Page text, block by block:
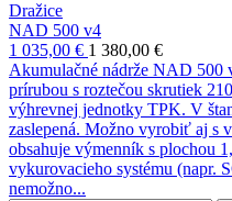
Dražice
NAD 500 v4
1 035,00 € 1 380,00 €
Akumulačné nádrže NAD 500
prírubou s roztečou skrutiek
výhrevnej jednotky TPK. V
zaslepená. Možno vyrobiť aj s
obsahuje výmenník s plochou
vykurovacieho systému (napr.
nemožno...